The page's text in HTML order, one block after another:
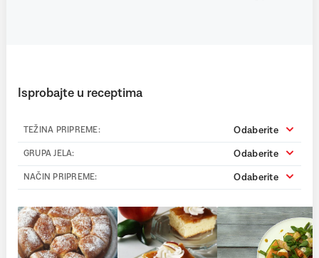
Isprobajte u receptima
TEŽINA PRIPREME: Odaberite
GRUPA JELA: Odaberite
NAČIN PRIPREME: Odaberite